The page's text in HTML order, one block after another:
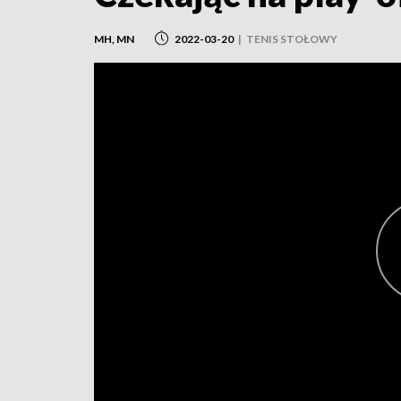
MH, MN 2022-03-20 | TENIS STOŁOWY